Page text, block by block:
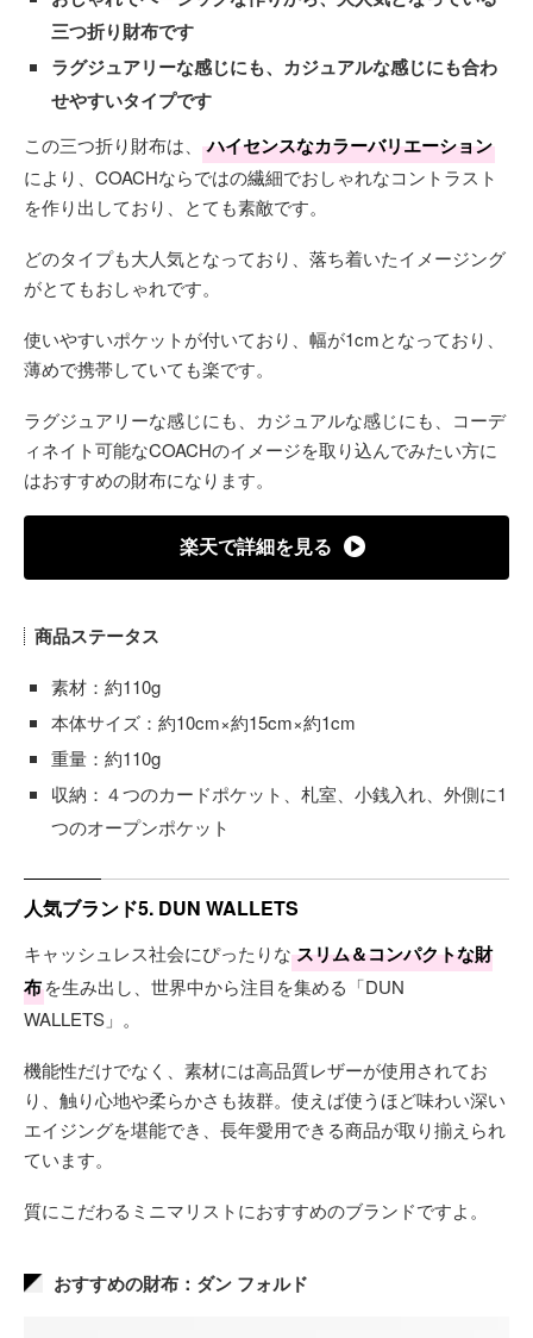
三つ折り財布です
ラグジュアリーな感じにも、カジュアルな感じにも合わ
せやすいタイプです
この三つ折り財布は、 ハイセンスなカラーバリエーション
により、COACHならではの繊細でおしゃれなコントラスト
を作り出しており、とても素敵です。
どのタイプも大人気となっており、落ち着いたイメージング
がとてもおしゃれです。
使いやすいポケットが付いており、幅が1cmとなっており、
薄めで携帯していても楽です。
ラグジュアリーな感じにも、カジュアルな感じにも、コーデ
ィネイト可能なCOACHのイメージを取り込んでみたい方に
はおすすめの財布になります。
楽天で詳細を見る
商品ステータス
素材：約110g
本体サイズ：約10cm×約15cm×約1cm
重量：約110g
収納：４つのカードポケット、札室、小銭入れ、外側に1
つのオープンポケット
人気ブランド5. DUN WALLETS
キャッシュレス社会にぴったりな スリム＆コンパクトな財
布を生み出し、世界中から注目を集める「DUN
WALLETS」。
機能性だけでなく、素材には高品質レザーが使用されてお
り、触り心地や柔らかさも抜群。使えば使うほど味わい深い
エイジングを堪能でき、長年愛用できる商品が取り揃えられ
ています。
質にこだわるミニマリストにおすすめのブランドですよ。
おすすめの財布：ダン フォルド